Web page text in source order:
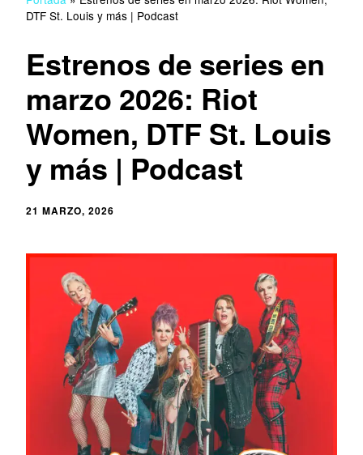
DTF St. Louis y más | Podcast
Estrenos de series en
marzo 2026: Riot
Women, DTF St. Louis
y más | Podcast
21 MARZO, 2026